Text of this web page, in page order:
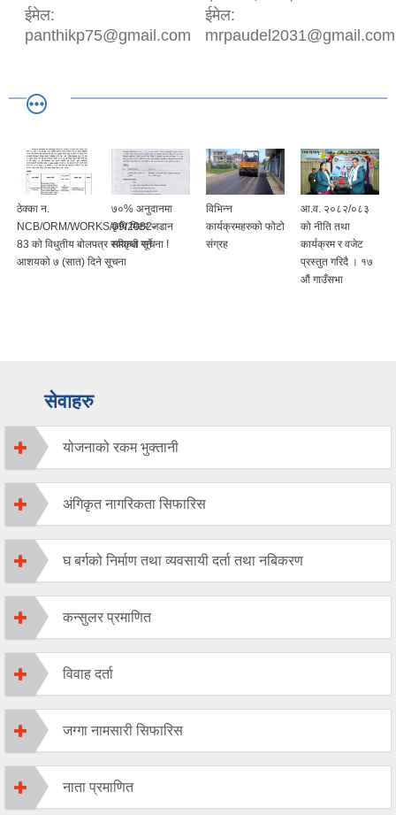
ईमेल:
panthikp75@gmail.com
ईमेल:
mrpaudel2031@gmail.com
ठेक्का न.
NCB/ORM/WORKS/09/2082-
83 को विधुतीय बोलपत्र स्वीकृत गर्ने
आशयको ७ (सात) दिने सूचना
७०% अनुदानमा
कृषि मिटर जडान
सम्वन्धी सूचना !
विभिन्न
कार्यक्रमहरुको फोटो
संग्रह
आ.व. २०८२/०८३
को नीति तथा
कार्यक्रम र वजेट
प्रस्तुत गरिदै । १७
औं गाउँसभा
सेवाहरु
योजनाको रकम भुक्तानी
अंगिकृत नागरिकता सिफारिस
घ बर्गको निर्माण तथा व्यवसायी दर्ता तथा नबिकरण
कन्सुलर प्रमाणित
विवाह दर्ता
जग्गा नामसारी सिफारिस
नाता प्रमाणित